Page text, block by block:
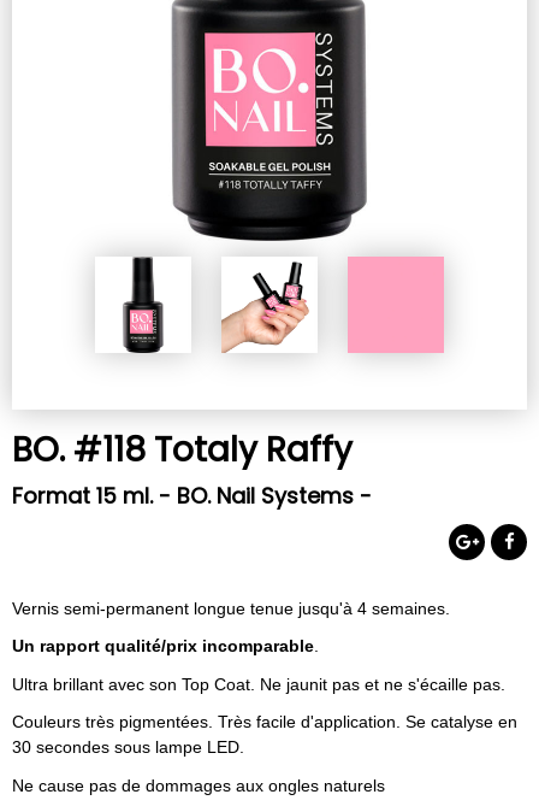
BO. #118 Totaly Raffy
Format 15 ml. - BO. Nail Systems -
Vernis semi-permanent longue tenue jusqu'à 4 semaines.
Un rapport qualité/prix incomparable.
Ultra brillant avec son Top Coat. Ne jaunit pas et ne s'écaille pas.
Couleurs très pigmentées. Très facile d'application. Se catalyse en
30 secondes sous lampe LED.
Ne cause pas de dommages aux ongles naturels